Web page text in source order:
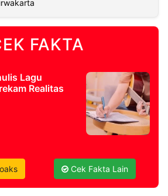
FAKTA
Lagu
Realitas
Cek Fakta Lain